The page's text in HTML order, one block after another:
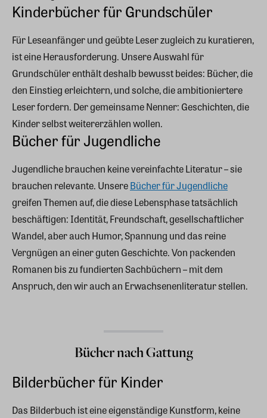
Kinderbücher für Grundschüler
Für Leseanfänger und geübte Leser zugleich zu kuratieren,
ist eine Herausforderung. Unsere Auswahl für
Grundschüler enthält deshalb bewusst beides: Bücher, die
den Einstieg erleichtern, und solche, die ambitioniertere
Leser fordern. Der gemeinsame Nenner: Geschichten, die
Kinder selbst weitererzählen wollen.
Bücher für Jugendliche
Jugendliche brauchen keine vereinfachte Literatur – sie
brauchen relevante. UnsereBücher für Jugendliche
greifen Themen auf, die diese Lebensphase tatsächlich
beschäftigen: Identität, Freundschaft, gesellschaftlicher
Wandel, aber auch Humor, Spannung und das reine
Vergnügen an einer guten Geschichte. Von packenden
Romanen bis zu fundierten Sachbüchern – mit dem
Anspruch, den wir auch an Erwachsenenliteratur stellen.
Bücher nach Gattung
Bilderbücher für Kinder
Das Bilderbuch ist eine eigenständige Kunstform, keine